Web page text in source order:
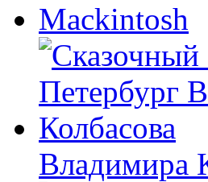
Владимира